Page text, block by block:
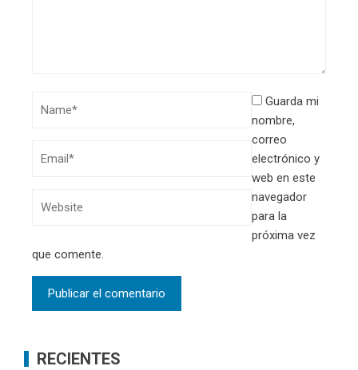
Guarda mi
nombre,
correo
electrónico y
web en este
navegador
para la
próxima vez
que comente.
RECIENTES